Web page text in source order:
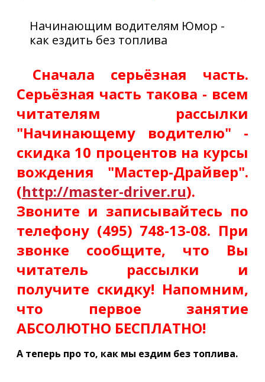
Начинающим водителям Юмор -
как ездить без топлива
Сначала серьёзная часть.
Серьёзная часть такова - всем
читателям рассылки
"Начинающему водителю" -
скидка 10 процентов на курсы
вождения "Мастер-Драйвер".
(http://master-driver.ru).
Звоните и записывайтесь по
телефону (495) 748-13-08. При
звонке сообщите, что Вы
читатель рассылки и
получите скидку! Напомним,
что первое занятие
АБСОЛЮТНО БЕСПЛАТНО!
А теперь про то, как мы ездим без топлива.